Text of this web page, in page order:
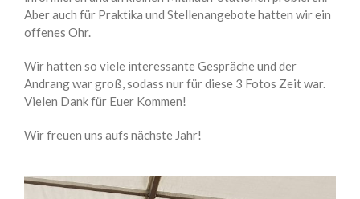
Aber auch für Praktika und Stellenangebote hatten wir ein
offenes Ohr.
Wir hatten so viele interessante Gespräche und der
Andrang war groß, sodass nur für diese 3 Fotos Zeit war.
Vielen Dank für Euer Kommen!
Wir freuen uns aufs nächste Jahr!